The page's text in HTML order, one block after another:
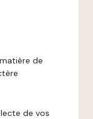
de
de vos